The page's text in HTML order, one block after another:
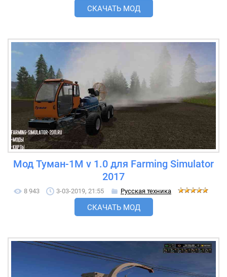
СКАЧАТЬ МОД
Мод Туман-1М v 1.0 для Farming Simulator
2017
8 943 3-03-2019, 21:55 Русская техника
СКАЧАТЬ МОД